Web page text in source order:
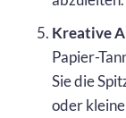
Kreative
Papier-
Sie die
oder